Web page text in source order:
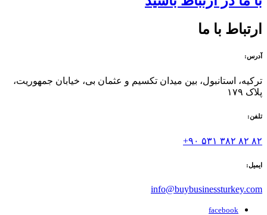
ارتباط با ما
آدرس:
ترکیه، استانبول، بین میدان تکسیم و عثمان بی، خیابان جمهوریت،
پلاک ۱۷۹
تلفن:
۸۲ ۸۲ ۳۸۲ ۵۳۱ ۹۰+
ایمیل:
info@buybusinessturkey.com
facebook